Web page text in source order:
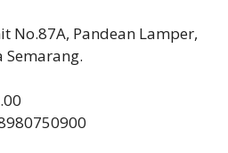
No.87A, Pandean Lamper,
Semarang.